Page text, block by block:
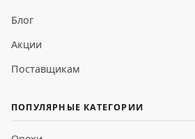
Блог
Акции
Поставщикам
ПОПУЛЯРНЫЕ КАТЕГОРИИ